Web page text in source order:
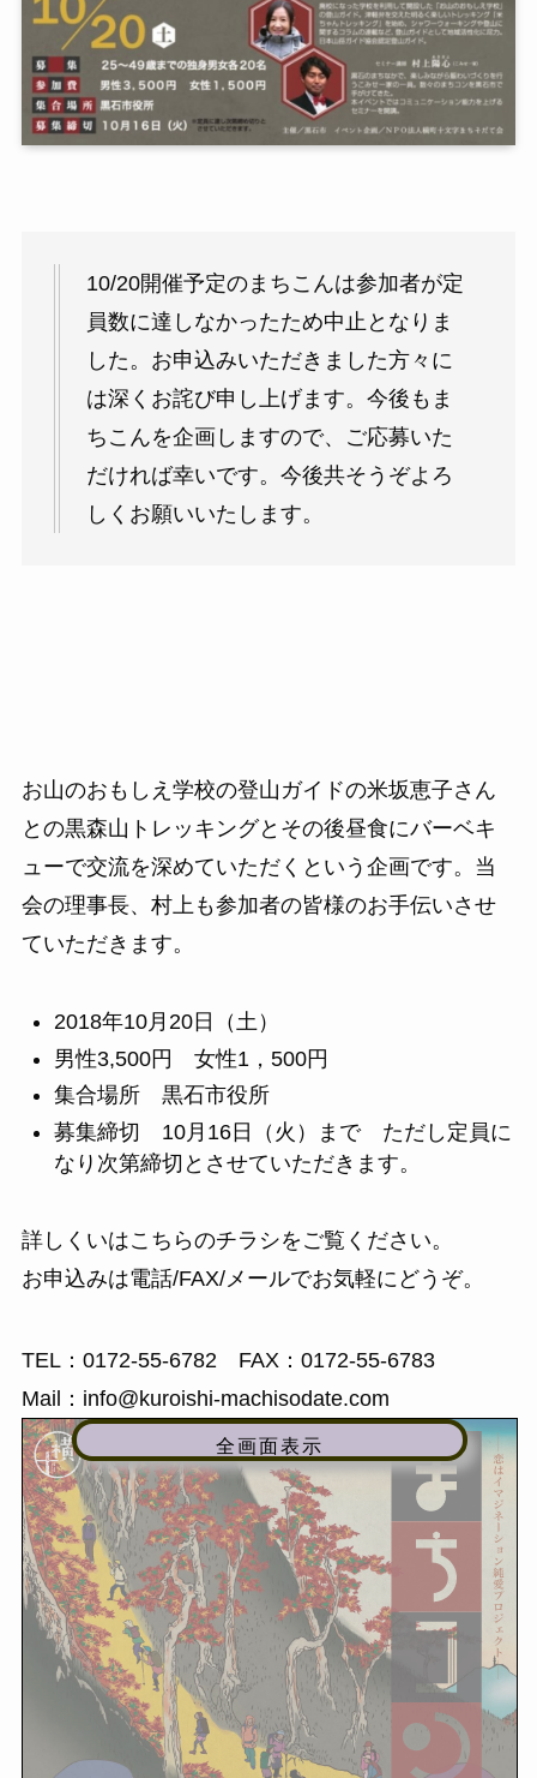
10/20開催予定のまちこんは参加者が定
員数に達しなかったため中止となりま
した。お申込みいただきました方々に
は深くお詫び申し上げます。今後もま
ちこんを企画しますので、ご応募いた
だければ幸いです。今後共そうぞよろ
しくお願いいたします。
お山のおもしえ学校の登山ガイドの米坂恵子さん
との黒森山トレッキングとその後昼食にバーベキ
ューで交流を深めていただくという企画です。当
会の理事長、村上も参加者の皆様のお手伝いさせ
ていただきます。
2018年10月20日（土）
男性3,500円 女性1，500円
集合場所 黒石市役所
募集締切 10月16日（火）まで ただし定員に
なり次第締切とさせていただきます。
詳しくいはこちらのチラシをご覧ください。
お申込みは電話/FAX/メールでお気軽にどうぞ。
TEL：0172-55-6782 FAX：0172-55-6783
Mail：info@kuroishi-machisodate.com
全画面表示